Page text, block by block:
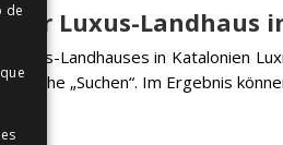
Ihr Luxus-Landhaus
Luxus-Landhauses in Katalonien
„Suchen“. Im Ergebnis
de